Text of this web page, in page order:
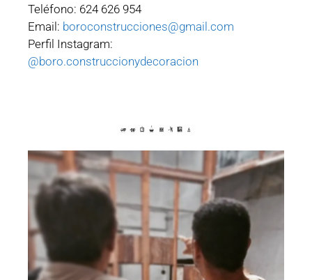
Teléfono: 624 626 954
Email: boroconstrucciones@gmail.com
Perfil Instagram:
@boro.construccionydecoracion